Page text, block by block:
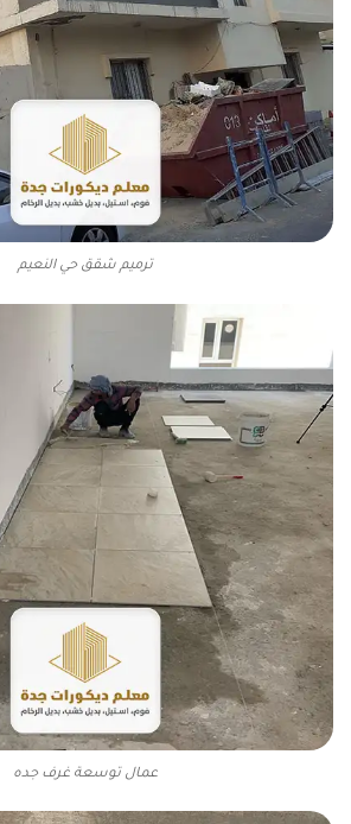
ترميم شقق حي النعيم
عمال توسعة غرف جده